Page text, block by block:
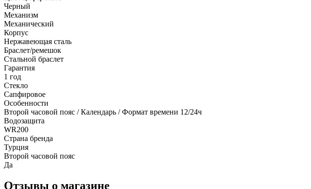
Черный
Механизм
Механический
Корпус
Нержавеющая сталь
Браслет/ремешок
Стальной браслет
Гарантия
1 год
Стекло
Сапфировое
Особенности
Второй часовой пояс / Календарь / Формат времени 12/24ч
Водозащита
WR200
Страна бренда
Турция
Второй часовой пояс
Да
Отзывы о магазине